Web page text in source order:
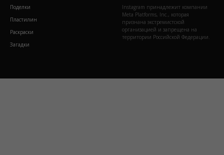
Поделки
Пластилин
Раскраски
Загадки
Instagram принадлежит компании
Meta Platforms, Inc., которая
признана экстремистской
организацией и запрещена на
территории Российской Федерации.